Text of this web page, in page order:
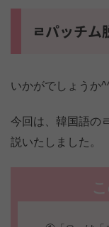
ㄹパッチム
いかがでしょうか
今回は、韓国語の
説いたしました。